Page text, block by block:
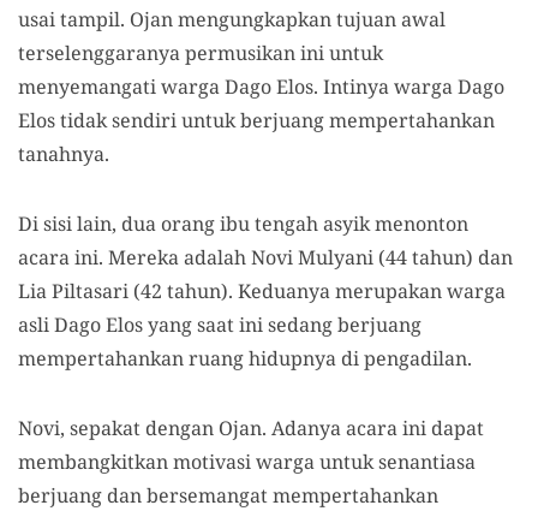
usai tampil. Ojan mengungkapkan tujuan awal
terselenggaranya permusikan ini untuk
menyemangati warga Dago Elos. Intinya warga Dago
Elos tidak sendiri untuk berjuang mempertahankan
tanahnya.
Di sisi lain, dua orang ibu tengah asyik menonton
acara ini. Mereka adalah Novi Mulyani (44 tahun) dan
Lia Piltasari (42 tahun). Keduanya merupakan warga
asli Dago Elos yang saat ini sedang berjuang
mempertahankan ruang hidupnya di pengadilan.
Novi, sepakat dengan Ojan. Adanya acara ini dapat
membangkitkan motivasi warga untuk senantiasa
berjuang dan bersemangat mempertahankan